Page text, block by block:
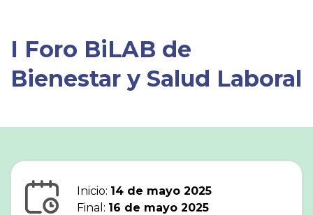
I Foro BiLAB de
Bienestar y Salud Laboral
Inicio: 14 de mayo 2025
Final: 16 de mayo 2025